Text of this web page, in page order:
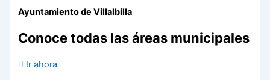
Ayuntamiento de Villalbilla
Conoce todas las áreas municipales
Ir ahora